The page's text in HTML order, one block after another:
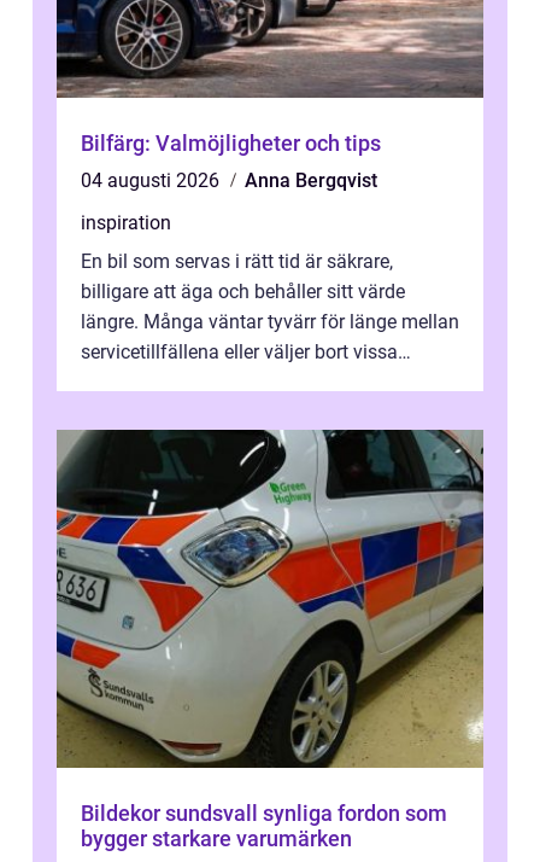
Bilfärg: Valmöjligheter och tips
04 augusti 2026
Anna Bergqvist
inspiration
En bil som servas i rätt tid är säkrare,
billigare att äga och behåller sitt värde
längre. Många väntar tyvärr för länge mellan
servicetillfällena eller väljer bort vissa
Bildekor sundsvall synliga fordon som
bygger starkare varumärken